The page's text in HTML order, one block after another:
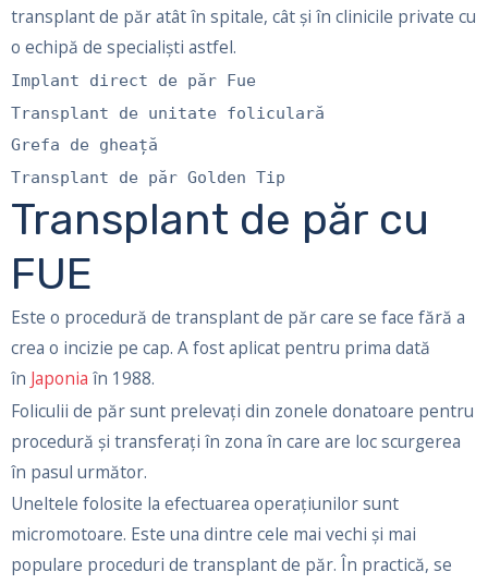
transplant de păr atât în ​​spitale, cât și în clinicile private cu
o echipă de specialiști astfel.
Implant direct de păr Fue
Transplant de unitate foliculară
Grefa de gheață
Transplant de păr Golden Tip
Transplant de păr cu
FUE
Este o procedură de transplant de păr care se face fără a
crea o incizie pe cap. A fost aplicat pentru prima dată
în Japonia în 1988.
Foliculii de păr sunt prelevați din zonele donatoare pentru
procedură și transferați în zona în care are loc scurgerea
în pasul următor.
Uneltele folosite la efectuarea operațiunilor sunt
micromotoare. Este una dintre cele mai vechi și mai
populare proceduri de transplant de păr. În practică, se